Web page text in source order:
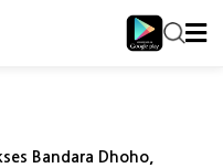
Bandara Dhoho,